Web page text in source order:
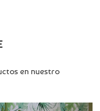
en nuestro